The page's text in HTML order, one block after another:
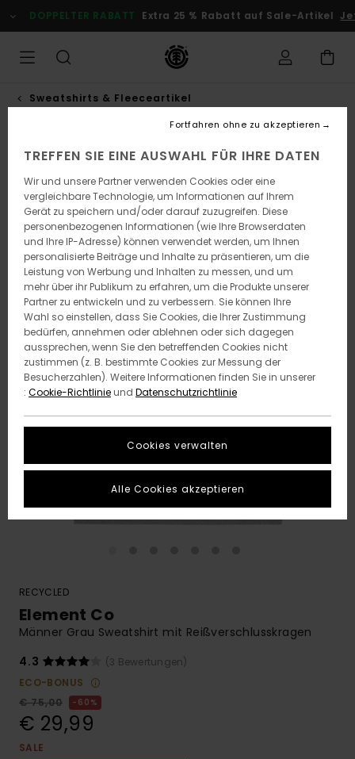
zur
Produktinformation
DOPPELTER RABATT Extra 25 % Rabatt auf Sale-Artikel
Sweatshirts & Fleeceartikel
RECYCLED
Element Co
Männer Grau Sweatshirt mit Reißverschlusskragen
4.3
(3 Bewertungen)
ECO-BONUS
€ 75,00
60%
€ 29,99
SALE
TREFFEN SIE EINE AUSWAHL FÜR IHRE DATEN
Wir und unsere Partner verwenden Cookies oder eine
vergleichbare Technologie, um Informationen auf Ihrem
Gerät zu speichern und/oder darauf zuzugreifen. Diese
personenbezogenen Informationen (wie Ihre Browserdaten
und Ihre IP-Adresse) können verwendet werden, um Ihnen
personalisierte Beiträge und Inhalte zu präsentieren, um die
Leistung von Werbung und Inhalten zu messen, und um
mehr über ihr Publikum zu erfahren, um die Produkte unserer
Partner zu entwickeln und zu verbessern. Sie können Ihre
Wahl so einstellen, dass Sie Cookies, die Ihrer Zustimmung
bedürfen, annehmen oder ablehnen oder sich dagegen
aussprechen, wenn Sie den betreffenden Cookies nicht
zustimmen (z. B. bestimmte Cookies zur Messung der
Besucherzahlen). Weitere Informationen finden Sie in unserer
: Cookie-Richtlinieund Datenschutzrichtlinie
Cookies verwalten
Fortfahren ohne zu akzeptieren
Alle Cookies akzeptieren